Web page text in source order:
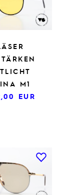
M1
EUR